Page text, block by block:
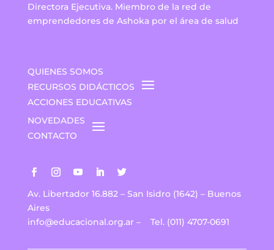
Directora Ejecutiva. Miembro de la red de
emprendedores de Ashoka por el área de salud
QUIENES SOMOS
RECURSOS DIDÁCTICOS
ACCIONES EDUCATIVAS
NOVEDADES
CONTACTO
Av. Libertador 16.882 – San Isidro (1642) – Buenos
Aires
info@educacional.org.ar– Tel. (011) 4707-0691